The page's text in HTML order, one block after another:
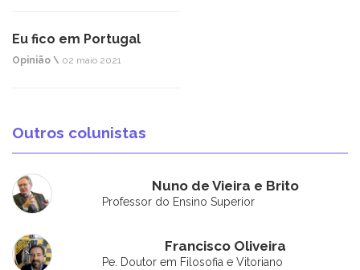
Eu fico em Portugal
Opinião \ 02 maio 2021
Outros colunistas
Nuno de Vieira e Brito
Professor do Ensino Superior
Francisco Oliveira
Pe. Doutor em Filosofia e Vitoriano